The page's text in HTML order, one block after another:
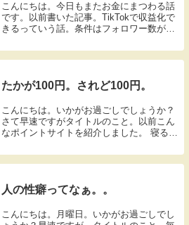
こんにちは。今日もまたお金にまつわる話
です。以前書いた記事。TikTokで収益化で
きるっていう話。条件はフォロワー数が
達成まで約700人。多分遅いペースなんで
しょう。でも達成できそうな予感しかな...
たかが100円。されど100円。
こんにちは。いかがお過ごしでしょうか？
さて早速ですがタイトルのこと。以前こん
なポイントサイトを紹介しました。 寝る前
が貯まるっていうアプリです。6月の30日
から開始。今日でおよそ3週間。で通算ポ
人の性癖ってなぁ。。
こんにちは。月曜日。いかがお過ごしでし